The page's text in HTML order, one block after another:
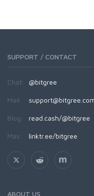
SUPPORT / CONTACT
Chat: @bitgree
Mail:
Blog: read.cash/@bitgree
Más: linktr.ee/bitgree
ABOUT US